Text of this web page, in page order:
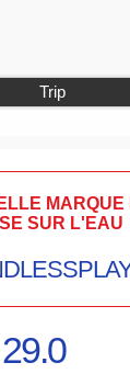
Trip
SUR L'EAU